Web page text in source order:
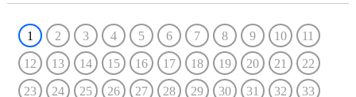
1 2 3 4 5 6 7 8 9 10 11
12 13 14 15 16 17 18 19 20 21 22
23 24 25 26 27 28 29 30 31 32 33